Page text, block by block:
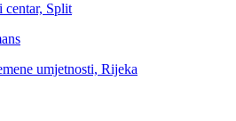
Split
umjetnosti, Rijeka